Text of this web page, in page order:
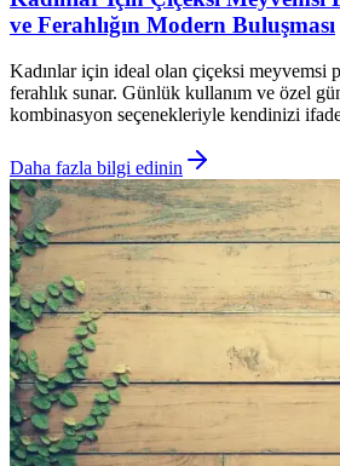
ve Ferahlığın Modern Buluşması
Kadınlar için ideal olan çiçeksi meyvemsi
ferahlık sunar. Günlük kullanım ve özel
kombinasyon seçenekleriyle kendinizi
Daha fazla bilgi edinin